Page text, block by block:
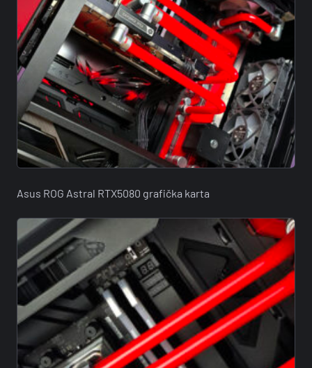
Asus ROG Astral RTX5080 grafička karta